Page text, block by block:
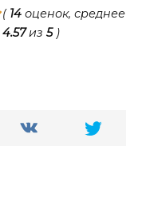
( 14оценок, среднее
4.57из 5)